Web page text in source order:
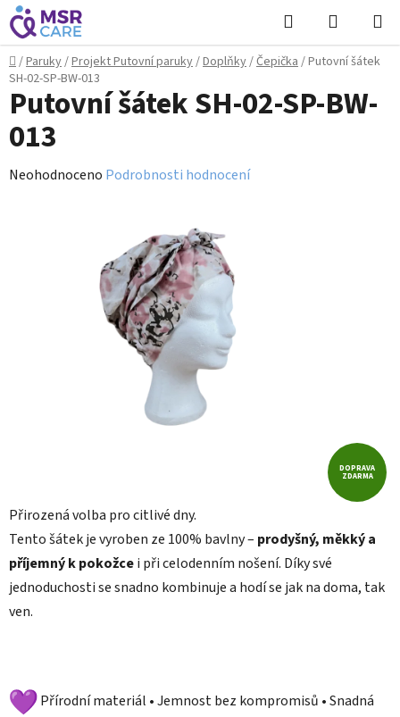
Přejít
na
obsah
Hledat
KOŠÍK
Domů
/Paruky/Projekt Putovní paruky/Doplňky/Čepička/Putovní šátek
SH-02-SP-BW-013
Přirozená volba pro citlivé dny.
Tento šátek je vyroben ze 100% bavlny – prodyšný, měkký a
příjemný k pokožcei při celodenním nošení. Díky své
jednoduchosti se snadno kombinuje a hodí se jak na doma, tak
ven.
Přírodní materiál • Jemnost bez kompromisů • Snadná
Putovní šátek SH-02-SP-BW-
013
Průměrné
Neohodnoceno Podrobnosti hodnocení
DOPRAVA
ZDARMA